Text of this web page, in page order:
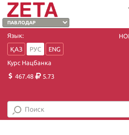
Язык:
ҚАЗ
РУС
ENG
Курс Нацбанка
467.48
5.73